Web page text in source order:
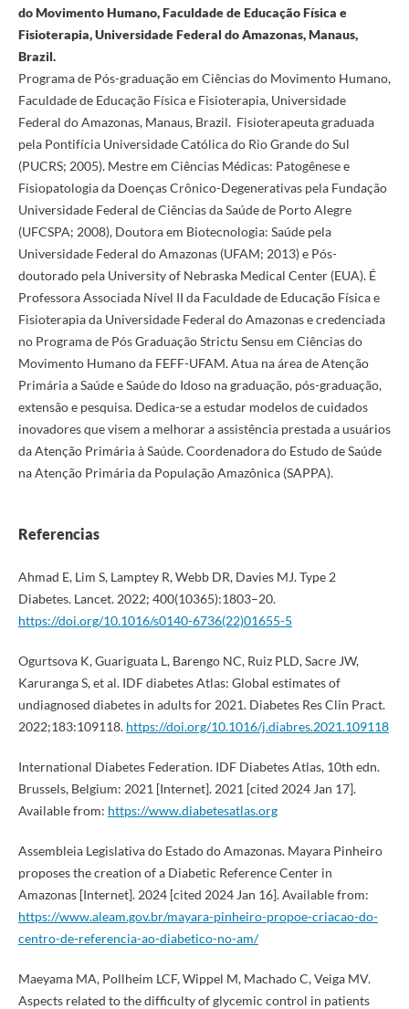
do Movimento Humano, Faculdade de Educação Física e
Fisioterapia, Universidade Federal do Amazonas, Manaus,
Brazil.
Programa de Pós-graduação em Ciências do Movimento Humano,
Faculdade de Educação Física e Fisioterapia, Universidade
Federal do Amazonas, Manaus, Brazil. Fisioterapeuta graduada
pela Pontifícia Universidade Católica do Rio Grande do Sul
(PUCRS; 2005). Mestre em Ciências Médicas: Patogênese e
Fisiopatologia da Doenças Crônico-Degenerativas pela Fundação
Universidade Federal de Ciências da Saúde de Porto Alegre
(UFCSPA; 2008), Doutora em Biotecnologia: Saúde pela
Universidade Federal do Amazonas (UFAM; 2013) e Pós-
doutorado pela University of Nebraska Medical Center (EUA). É
Professora Associada Nível II da Faculdade de Educação Física e
Fisioterapia da Universidade Federal do Amazonas e credenciada
no Programa de Pós Graduação Strictu Sensu em Ciências do
Movimento Humano da FEFF-UFAM. Atua na área de Atenção
Primária a Saúde e Saúde do Idoso na graduação, pós-graduação,
extensão e pesquisa. Dedica-se a estudar modelos de cuidados
inovadores que visem a melhorar a assistência prestada a usuários
da Atenção Primária à Saúde. Coordenadora do Estudo de Saúde
na Atenção Primária da População Amazônica (SAPPA).
Referencias
Ahmad E, Lim S, Lamptey R, Webb DR, Davies MJ. Type 2
Diabetes. Lancet. 2022; 400(10365):1803–20.
https://doi.org/10.1016/s0140-6736(22)01655-5
Ogurtsova K, Guariguata L, Barengo NC, Ruiz PLD, Sacre JW,
Karuranga S, et al. IDF diabetes Atlas: Global estimates of
undiagnosed diabetes in adults for 2021. Diabetes Res Clin Pract.
2022;183:109118. https://doi.org/10.1016/j.diabres.2021.109118
International Diabetes Federation. IDF Diabetes Atlas, 10th edn.
Brussels, Belgium: 2021 [Internet]. 2021 [cited 2024 Jan 17].
Available from: https://www.diabetesatlas.org
Assembleia Legislativa do Estado do Amazonas. Mayara Pinheiro
proposes the creation of a Diabetic Reference Center in
Amazonas [Internet]. 2024 [cited 2024 Jan 16]. Available from:
https://www.aleam.gov.br/mayara-pinheiro-propoe-criacao-do-
centro-de-referencia-ao-diabetico-no-am/
Maeyama MA, Pollheim LCF, Wippel M, Machado C, Veiga MV.
Aspects related to the difficulty of glycemic control in patients